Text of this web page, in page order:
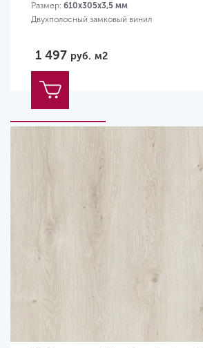
Размер: 610х305х3,5 мм
Двухполосный замковый винил
1 497 руб. м2